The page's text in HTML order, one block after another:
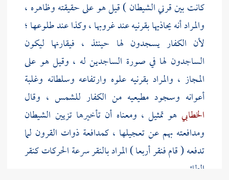
كانت بين قرني الشيطان ) قيل هو على حقيقته وظاهره ،
والمراد أنه يحاذيها بقرنيه عند غروبها ، وكذا عند طلوعها ؛
لأن الكفار يسجدون لها حينئذ ، فيقارنها ليكون
الساجدون لها في صورة الساجدين له ، وقيل هو على
المجاز ، والمراد بقرنيه علوه وارتفاعه وسلطانه وغلبة
أعوانه وسجود مطيعيه من الكفار للشمس ، وقال
الخطابي هو تمثيل ، ومعناه أن تأخيرها تزيين الشيطان
ومدافعته بهم عن تعجيلها ، كمدافعة ذوات القرون لما
تدفعه ( قام فنقر أربعا ) المراد بالنقر سرعة الحركات كنقر
الطائر